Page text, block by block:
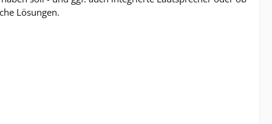
Lösungen.